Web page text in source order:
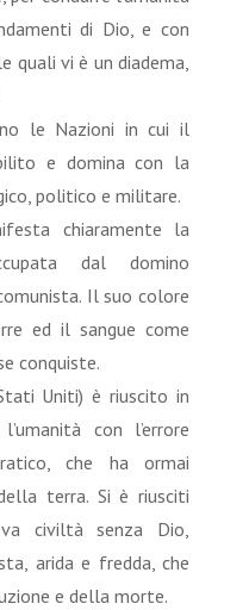
di Dio, e con
quali vi è un diadema,
le Nazioni in cui il
e domina con la
politico e militare.
chiaramente la
dal domino
Il suo colore
ed il sangue come
conquiste.
Uniti) è riuscito in
con l’errore
che ha ormai
terra. Si è riusciti
civiltà senza Dio,
arida e fredda, che
e della morte.